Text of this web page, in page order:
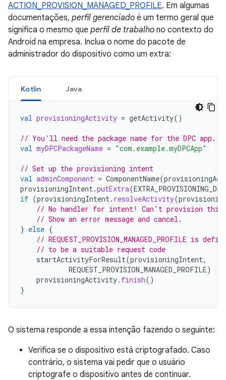
ACTION_PROVISION_MANAGED_PROFILE. Em algumas
documentações, perfil gerenciado é um termo geral que
significa o mesmo que perfil de trabalho no contexto do
Android na empresa. Inclua o nome do pacote de
administrador do dispositivo como um extra:
Kotlin Java
val provisioningActivity = getActivity()
// You'll need the package name for the DPC app.
val myDPCPackageName = "com.example.myDPCApp"
// Set up the provisioning intent
val adminComponent = ComponentName(
provisioningIntent.putExtra(
if (provisioningIntent. resolveActivity(
// No handler for intent! Can't provision this
// Show an error message and cancel.
} else {
// REQUEST_PROVISION_MANAGED_PROFILE is
// to be a suitable request code
startActivityForResult(provisioningIntent,
REQUEST_PROVISION_MANAGED_PROFILE)
provisioningActivity. finish()
}
O sistema responde a essa intenção fazendo o seguinte:
Verifica se o dispositivo está criptografado. Caso
contrário, o sistema vai pedir que o usuário
criptografe o dispositivo antes de continuar.